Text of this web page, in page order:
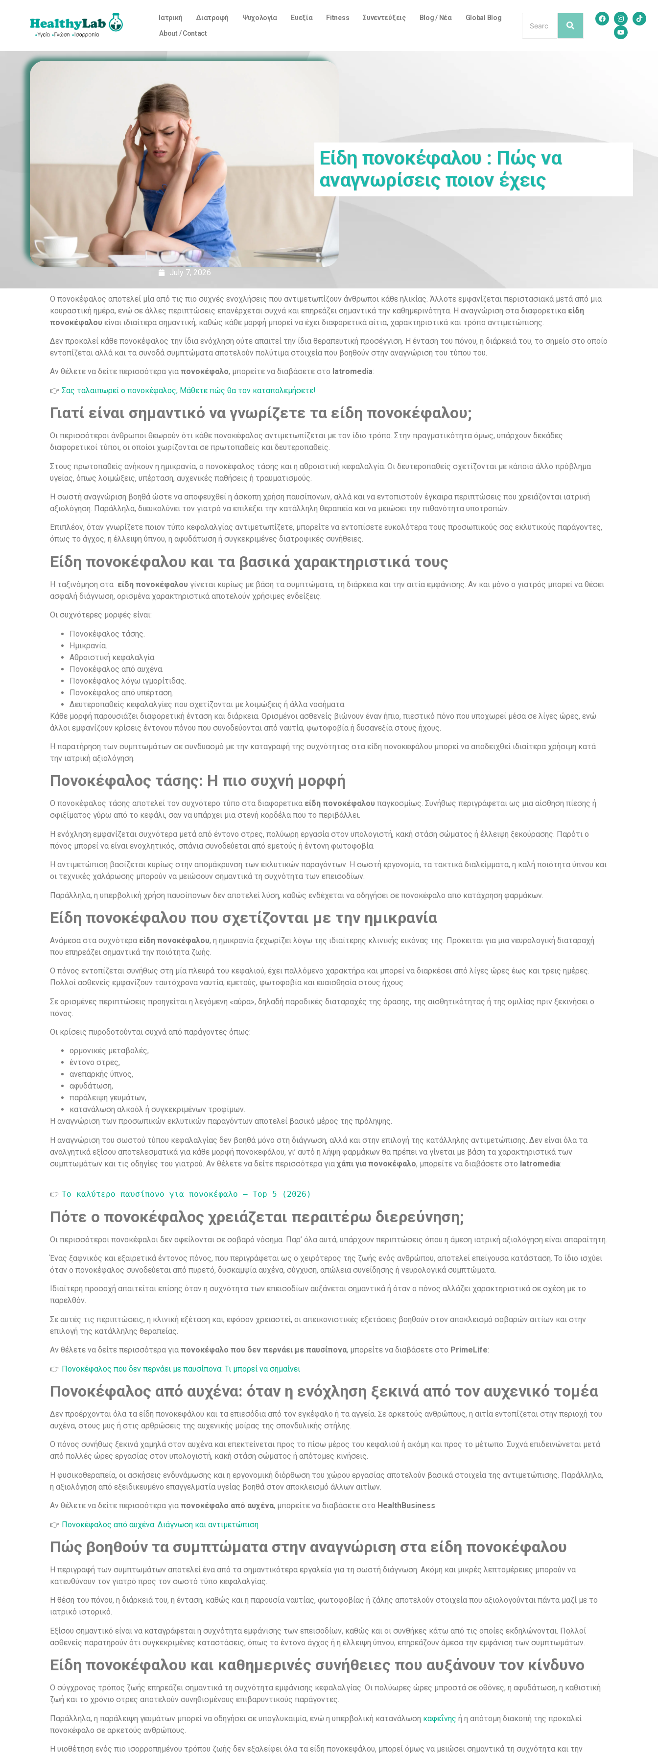
Ιατρική Διατροφή Ψυχολογία Ευεξία Fitness Συνεντεύξεις Blog / Νέα
Global Blog
About / Contact
July 7, 2026
Είδη πονοκέφαλου : Πώς να
αναγνωρίσεις ποιον έχεις
Ο πονοκέφαλος αποτελεί μία από τις πιο συχνές ενοχλήσεις που αντιμετωπίζουν άνθρωποι κάθε ηλικίας. Άλλοτε εμφανίζεται περιστασιακά μετά από μια
κουραστική ημέρα, ενώ σε άλλες περιπτώσεις επανέρχεται συχνά και επηρεάζει σημαντικά την καθημερινότητα. Η αναγνώριση στα διαφορετικα είδη
πονοκέφαλου είναι ιδιαίτερα σημαντική, καθώς κάθε μορφή μπορεί να έχει διαφορετικά αίτια, χαρακτηριστικά και τρόπο αντιμετώπισης.
Δεν προκαλεί κάθε πονοκέφαλος την ίδια ενόχληση ούτε απαιτεί την ίδια θεραπευτική προσέγγιση. Η ένταση του πόνου, η διάρκειά του, το σημείο στο οποίο
εντοπίζεται αλλά και τα συνοδά συμπτώματα αποτελούν πολύτιμα στοιχεία που βοηθούν στην αναγνώριση του τύπου του.
Αν θέλετε να δείτε περισσότερα για πονοκέφαλο, μπορείτε να διαβάσετε στο Iatromedia:
👉 Σας ταλαιπωρεί ο πονοκέφαλος; Μάθετε πώς θα τον καταπολεμήσετε!
Γιατί είναι σημαντικό να γνωρίζετε τα είδη πονοκέφαλου;
Οι περισσότεροι άνθρωποι θεωρούν ότι κάθε πονοκέφαλος αντιμετωπίζεται με τον ίδιο τρόπο. Στην πραγματικότητα όμως, υπάρχουν δεκάδες
διαφορετικοί τύποι, οι οποίοι χωρίζονται σε πρωτοπαθείς και δευτεροπαθείς.
Στους πρωτοπαθείς ανήκουν η ημικρανία, ο πονοκέφαλος τάσης και η αθροιστική κεφαλαλγία. Οι δευτεροπαθείς σχετίζονται με κάποιο άλλο πρόβλημα
υγείας, όπως λοιμώξεις, υπέρταση, αυχενικές παθήσεις ή τραυματισμούς.
Η σωστή αναγνώριση βοηθά ώστε να αποφευχθεί η άσκοπη χρήση παυσίπονων, αλλά και να εντοπιστούν έγκαιρα περιπτώσεις που χρειάζονται ιατρική
αξιολόγηση. Παράλληλα, διευκολύνει τον γιατρό να επιλέξει την κατάλληλη θεραπεία και να μειώσει την πιθανότητα υποτροπών.
Επιπλέον, όταν γνωρίζετε ποιον τύπο κεφαλαλγίας αντιμετωπίζετε, μπορείτε να εντοπίσετε ευκολότερα τους προσωπικούς σας εκλυτικούς παράγοντες,
όπως το άγχος, η έλλειψη ύπνου, η αφυδάτωση ή συγκεκριμένες διατροφικές συνήθειες.
Είδη πονοκέφαλου και τα βασικά χαρακτηριστικά τους
Η ταξινόμηση στα είδη πονοκέφαλου γίνεται κυρίως με βάση τα συμπτώματα, τη διάρκεια και την αιτία εμφάνισης. Αν και μόνο ο γιατρός μπορεί να θέσει
ασφαλή διάγνωση, ορισμένα χαρακτηριστικά αποτελούν χρήσιμες ενδείξεις.
Οι συχνότερες μορφές είναι:
Πονοκέφαλος τάσης.
Ημικρανία.
Αθροιστική κεφαλαλγία.
Πονοκέφαλος από αυχένα.
Πονοκέφαλος λόγω ιγμορίτιδας.
Πονοκέφαλος από υπέρταση.
Δευτεροπαθείς κεφαλαλγίες που σχετίζονται με λοιμώξεις ή άλλα νοσήματα.
Κάθε μορφή παρουσιάζει διαφορετική ένταση και διάρκεια. Ορισμένοι ασθενείς βιώνουν έναν ήπιο, πιεστικό πόνο που υποχωρεί μέσα σε λίγες ώρες, ενώ
άλλοι εμφανίζουν κρίσεις έντονου πόνου που συνοδεύονται από ναυτία, φωτοφοβία ή δυσανεξία στους ήχους.
Η παρατήρηση των συμπτωμάτων σε συνδυασμό με την καταγραφή της συχνότητας στα είδη πονοκεφάλου μπορεί να αποδειχθεί ιδιαίτερα χρήσιμη κατά
την ιατρική αξιολόγηση.
Πονοκέφαλος τάσης: Η πιο συχνή μορφή
Ο πονοκέφαλος τάσης αποτελεί τον συχνότερο τύπο στα διαφορετικα είδη πονοκέφαλου παγκοσμίως. Συνήθως περιγράφεται ως μια αίσθηση πίεσης ή
σφιξίματος γύρω από το κεφάλι, σαν να υπάρχει μια στενή κορδέλα που το περιβάλλει.
Η ενόχληση εμφανίζεται συχνότερα μετά από έντονο στρες, πολύωρη εργασία στον υπολογιστή, κακή στάση σώματος ή έλλειψη ξεκούρασης. Παρότι ο
πόνος μπορεί να είναι ενοχλητικός, σπάνια συνοδεύεται από εμετούς ή έντονη φωτοφοβία.
Η αντιμετώπιση βασίζεται κυρίως στην απομάκρυνση των εκλυτικών παραγόντων. Η σωστή εργονομία, τα τακτικά διαλείμματα, η καλή ποιότητα ύπνου και
οι τεχνικές χαλάρωσης μπορούν να μειώσουν σημαντικά τη συχνότητα των επεισοδίων.
Παράλληλα, η υπερβολική χρήση παυσίπονων δεν αποτελεί λύση, καθώς ενδέχεται να οδηγήσει σε πονοκέφαλο από κατάχρηση φαρμάκων.
Είδη πονοκέφαλου που σχετίζονται με την ημικρανία
Ανάμεσα στα συχνότερα είδη πονοκέφαλου, η ημικρανία ξεχωρίζει λόγω της ιδιαίτερης κλινικής εικόνας της. Πρόκειται για μια νευρολογική διαταραχή
που επηρεάζει σημαντικά την ποιότητα ζωής.
Ο πόνος εντοπίζεται συνήθως στη μία πλευρά του κεφαλιού, έχει παλλόμενο χαρακτήρα και μπορεί να διαρκέσει από λίγες ώρες έως και τρεις ημέρες.
Πολλοί ασθενείς εμφανίζουν ταυτόχρονα ναυτία, εμετούς, φωτοφοβία και ευαισθησία στους ήχους.
Σε ορισμένες περιπτώσεις προηγείται η λεγόμενη «αύρα», δηλαδή παροδικές διαταραχές της όρασης, της αισθητικότητας ή της ομιλίας πριν ξεκινήσει ο
πόνος.
Οι κρίσεις πυροδοτούνται συχνά από παράγοντες όπως:
ορμονικές μεταβολές,
έντονο στρες,
ανεπαρκής ύπνος,
αφυδάτωση,
παράλειψη γευμάτων,
κατανάλωση αλκοόλ ή συγκεκριμένων τροφίμων.
Η αναγνώριση των προσωπικών εκλυτικών παραγόντων αποτελεί βασικό μέρος της πρόληψης.
Η αναγνώριση του σωστού τύπου κεφαλαλγίας δεν βοηθά μόνο στη διάγνωση, αλλά και στην επιλογή της κατάλληλης αντιμετώπισης. Δεν είναι όλα τα
αναλγητικά εξίσου αποτελεσματικά για κάθε μορφή πονοκεφάλου, γι’ αυτό η λήψη φαρμάκων θα πρέπει να γίνεται με βάση τα χαρακτηριστικά των
συμπτωμάτων και τις οδηγίες του γιατρού. Αν θέλετε να δείτε περισσότερα γιαχάπι για πονοκέφαλο, μπορείτε να διαβάσετε στο Iatromedia:
👉 Το καλύτερο παυσίπονο για πονοκέφαλο – Top 5 (2026)
Πότε ο πονοκέφαλος χρειάζεται περαιτέρω διερεύνηση;
Οι περισσότεροι πονοκέφαλοι δεν οφείλονται σε σοβαρό νόσημα. Παρ’ όλα αυτά, υπάρχουν περιπτώσεις όπου η άμεση ιατρική αξιολόγηση είναι απαραίτητη.
Ένας ξαφνικός και εξαιρετικά έντονος πόνος, που περιγράφεται ως ο χειρότερος της ζωής ενός ανθρώπου, αποτελεί επείγουσα κατάσταση. Το ίδιο ισχύει
όταν ο πονοκέφαλος συνοδεύεται από πυρετό, δυσκαμψία αυχένα, σύγχυση, απώλεια συνείδησης ή νευρολογικά συμπτώματα.
Ιδιαίτερη προσοχή απαιτείται επίσης όταν η συχνότητα των επεισοδίων αυξάνεται σημαντικά ή όταν ο πόνος αλλάζει χαρακτηριστικά σε σχέση με το
παρελθόν.
Σε αυτές τις περιπτώσεις, η κλινική εξέταση και, εφόσον χρειαστεί, οι απεικονιστικές εξετάσεις βοηθούν στον αποκλεισμό σοβαρών αιτίων και στην
επιλογή της κατάλληλης θεραπείας.
Αν θέλετε να δείτε περισσότερα για πονοκέφαλο που δεν περνάει με παυσίπονα, μπορείτε να διαβάσετε στο PrimeLife:
👉 Πονοκέφαλος που δεν περνάει με παυσίπονα: Τι μπορεί να σημαίνει
Πονοκέφαλος από αυχένα: όταν η ενόχληση ξεκινά από τον αυχενικό τομέα
Δεν προέρχονται όλα τα είδη πονοκεφάλου και τα επιεσόδια από τον εγκέφαλο ή τα αγγεία. Σε αρκετούς ανθρώπους, η αιτία εντοπίζεται στην περιοχή του
αυχένα, στους μυς ή στις αρθρώσεις της αυχενικής μοίρας της σπονδυλικής στήλης.
Ο πόνος συνήθως ξεκινά χαμηλά στον αυχένα και επεκτείνεται προς το πίσω μέρος του κεφαλιού ή ακόμη και προς το μέτωπο. Συχνά επιδεινώνεται μετά
από πολλές ώρες εργασίας στον υπολογιστή, κακή στάση σώματος ή απότομες κινήσεις.
Η φυσικοθεραπεία, οι ασκήσεις ενδυνάμωσης και η εργονομική διόρθωση του χώρου εργασίας αποτελούν βασικά στοιχεία της αντιμετώπισης. Παράλληλα,
η αξιολόγηση από εξειδικευμένο επαγγελματία υγείας βοηθά στον αποκλεισμό άλλων αιτίων.
Αν θέλετε να δείτε περισσότερα για πονοκέφαλο από αυχένα, μπορείτε να διαβάσετε στο HealthBusiness:
👉 Πονοκέφαλος από αυχένα: Διάγνωση και αντιμετώπιση
Πώς βοηθούν τα συμπτώματα στην αναγνώριση στα είδη πονοκέφαλου
Η περιγραφή των συμπτωμάτων αποτελεί ένα από τα σημαντικότερα εργαλεία για τη σωστή διάγνωση. Ακόμη και μικρές λεπτομέρειες μπορούν να
κατευθύνουν τον γιατρό προς τον σωστό τύπο κεφαλαλγίας.
Η θέση του πόνου, η διάρκειά του, η ένταση, καθώς και η παρουσία ναυτίας, φωτοφοβίας ή ζάλης αποτελούν στοιχεία που αξιολογούνται πάντα μαζί με το
ιατρικό ιστορικό.
Εξίσου σημαντικό είναι να καταγράφεται η συχνότητα εμφάνισης των επεισοδίων, καθώς και οι συνθήκες κάτω από τις οποίες εκδηλώνονται. Πολλοί
ασθενείς παρατηρούν ότι συγκεκριμένες καταστάσεις, όπως το έντονο άγχος ή η έλλειψη ύπνου, επηρεάζουν άμεσα την εμφάνιση των συμπτωμάτων.
Είδη πονοκέφαλου και καθημερινές συνήθειες που αυξάνουν τον κίνδυνο
Ο σύγχρονος τρόπος ζωής επηρεάζει σημαντικά τη συχνότητα εμφάνισης κεφαλαλγίας. Οι πολύωρες ώρες μπροστά σε οθόνες, η αφυδάτωση, η καθιστική
ζωή και το χρόνιο στρες αποτελούν συνηθισμένους επιβαρυντικούς παράγοντες.
Παράλληλα, η παράλειψη γευμάτων μπορεί να οδηγήσει σε υπογλυκαιμία, ενώ η υπερβολική κατανάλωση καφεΐνης ή η απότομη διακοπή της προκαλεί
πονοκέφαλο σε αρκετούς ανθρώπους.
Η υιοθέτηση ενός πιο ισορροπημένου τρόπου ζωής δεν εξαλείφει όλα τα είδη πονοκεφάλου, μπορεί όμως να μειώσει σημαντικά τη συχνότητα και την